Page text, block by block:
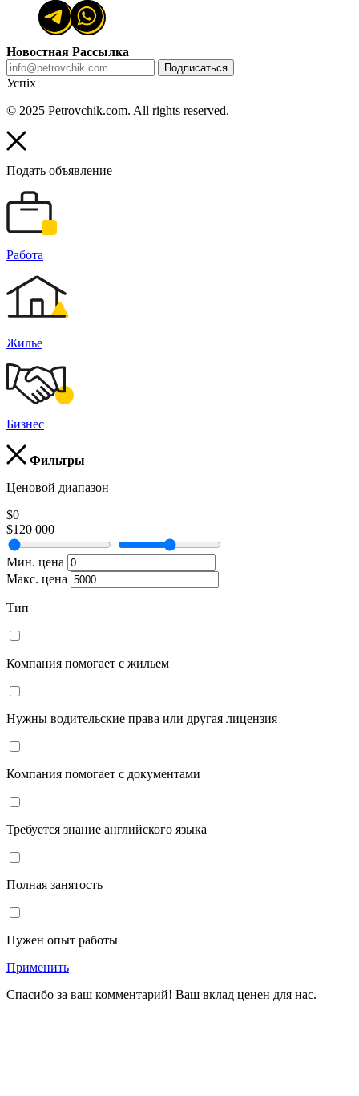
Новостная Рассылка
Подписаться
Успіх
© 2025 Petrovchik.com. All rights reserved.
Подать объявление
Работа
Жилье
Бизнес
Фильтры
Ценовой диапазон
$0
$120 000
Мин. цена
Макс. цена
Тип
Компания помогает с жильем
Нужны водительские права или другая лицензия
Компания помогает с документами
Требуется знание английского языка
Полная занятость
Нужен опыт работы
Применить
Спасибо за ваш комментарий! Ваш вклад ценен для нас.